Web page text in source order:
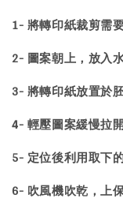
1- 將轉印紙裁剪需
2- 圖案朝上，放入
3- 將轉印紙放置於
4- 輕壓圖案緩慢拉
5- 定位後利用取下
6- 吹風機吹乾，上